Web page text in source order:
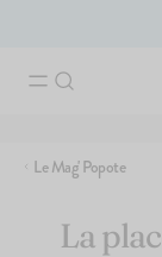
Brassés
Le Mag' Popote
La